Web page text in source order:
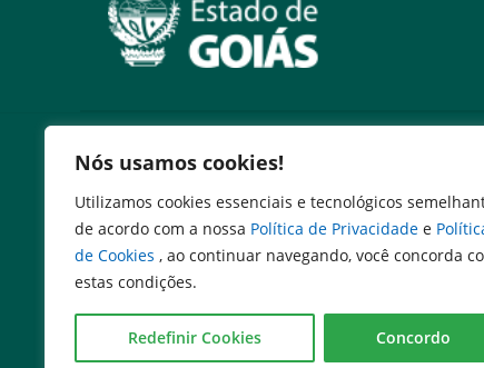
Nós usamos cookies!
Utilizamos cookies essenciais e tecnológicos
de acordo com a nossa Política de Privacidade e
de Cookies , ao continuar navegando, você concorda
estas condições.
Redefinir Cookies Concordo
Emissão DARE
Expresso Goiás
Expresso Aplicações
Expresso Servidor
SEI Governadoria
Cadastro de Autoridades